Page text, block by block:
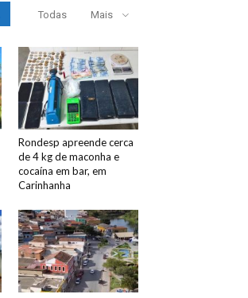
Todas Mais
Rondesp apreende cerca
de 4 kg de maconha e
cocaína em bar, em
Carinhanha